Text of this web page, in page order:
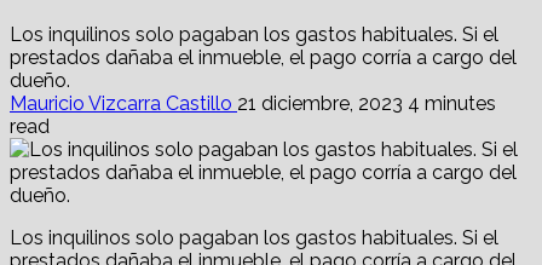
Los inquilinos solo pagaban los gastos habituales. Si el
prestados dañaba el inmueble, el pago corría a cargo del
dueño.
Mauricio Vizcarra Castillo 21 diciembre, 2023 4 minutes
read
Los inquilinos solo pagaban los gastos habituales. Si el
prestados dañaba el inmueble, el pago corría a cargo del